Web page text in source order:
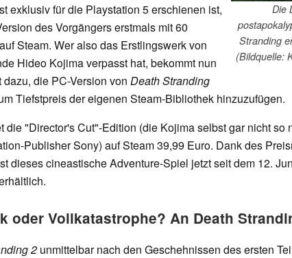
Die
Stranding
(Bildquelle:
exklusiv für die Playstation 5 erschienen ist,
des Vorgängers erstmals mit 60
Steam. Wer also das Erstlingswerk von
Hideo Kojima verpasst hat, bekommt nun
die PC-Version von Death Stranding
Tiefstpreis der eigenen Steam-Bibliothek hinzuzufügen.
die "Director's Cut"-Edition (die Kojima selbst gar nicht so
Publisher Sony) auf Steam 39,99 Euro. Dank des
dieses cineastische Adventure-Spiel jetzt seit dem 12.
oder Vollkatastrophe? An Death
2 unmittelbar nach den Geschehnissen des ersten